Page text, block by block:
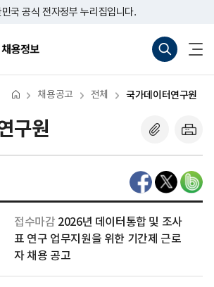
국 공식 전자정부 누리집입니다.
채
용
보
채용공고 전체 국가데이터연구원
구원
접수마감 2026년 데이터통합 및 조사
표 연구 업무지원을 위한 기간제 근로
자 채용 공고